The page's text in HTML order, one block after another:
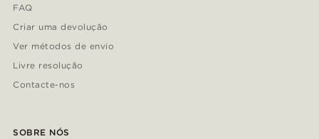
FAQ
Criar uma devolução
Ver métodos de envio
Livre resolução
Contacte-nos
SOBRE NÓS